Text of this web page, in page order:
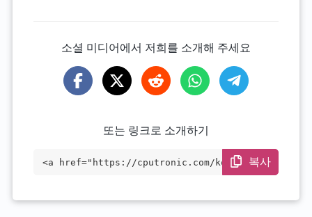
소셜 미디어에서 저희를 소개해 주세요
또는 링크로 소개하기
<a href="https://cputronic.com/ko/cpu/in
복사